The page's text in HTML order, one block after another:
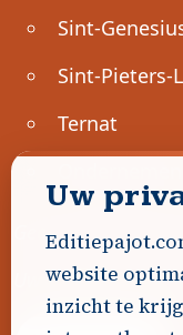
Sint-
Sint-Pieters-
Ternat
Geen advertenties
Uw advertentie
Uw
website
inzicht te